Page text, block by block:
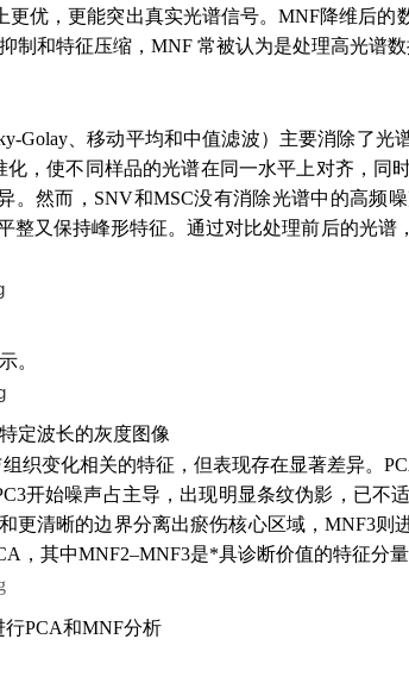
优，更能突出真实光谱信号。MNF降维后的
和特征压缩，MNF 常被认为是处理高光谱数
Golay、移动平均和中值滤波）主要消除了光
，使不同样品的光谱在同一水平上对齐，同
然而，SNV和MSC没有消除光谱中的高频
又保持峰形特征。通过对比处理前后的光谱
。
定波长的灰度图像
变化相关的特征，但表现存在显著差异。
开始噪声占主导，出现明显条纹伪影，已不
清晰的边界分离出瘀伤核心区域，MNF3则
，其中MNF2–MNF3是*具诊断价值的特征分量
PCA和MNF分析